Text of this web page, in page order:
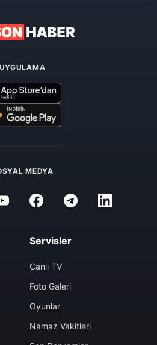
UYGULAMA
MEDYA
Servisler
Canlı TV
Foto Galeri
Oyunlar
Namaz Vakitleri